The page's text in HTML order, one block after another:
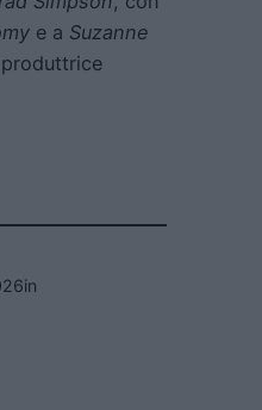
e a Suzanne
in